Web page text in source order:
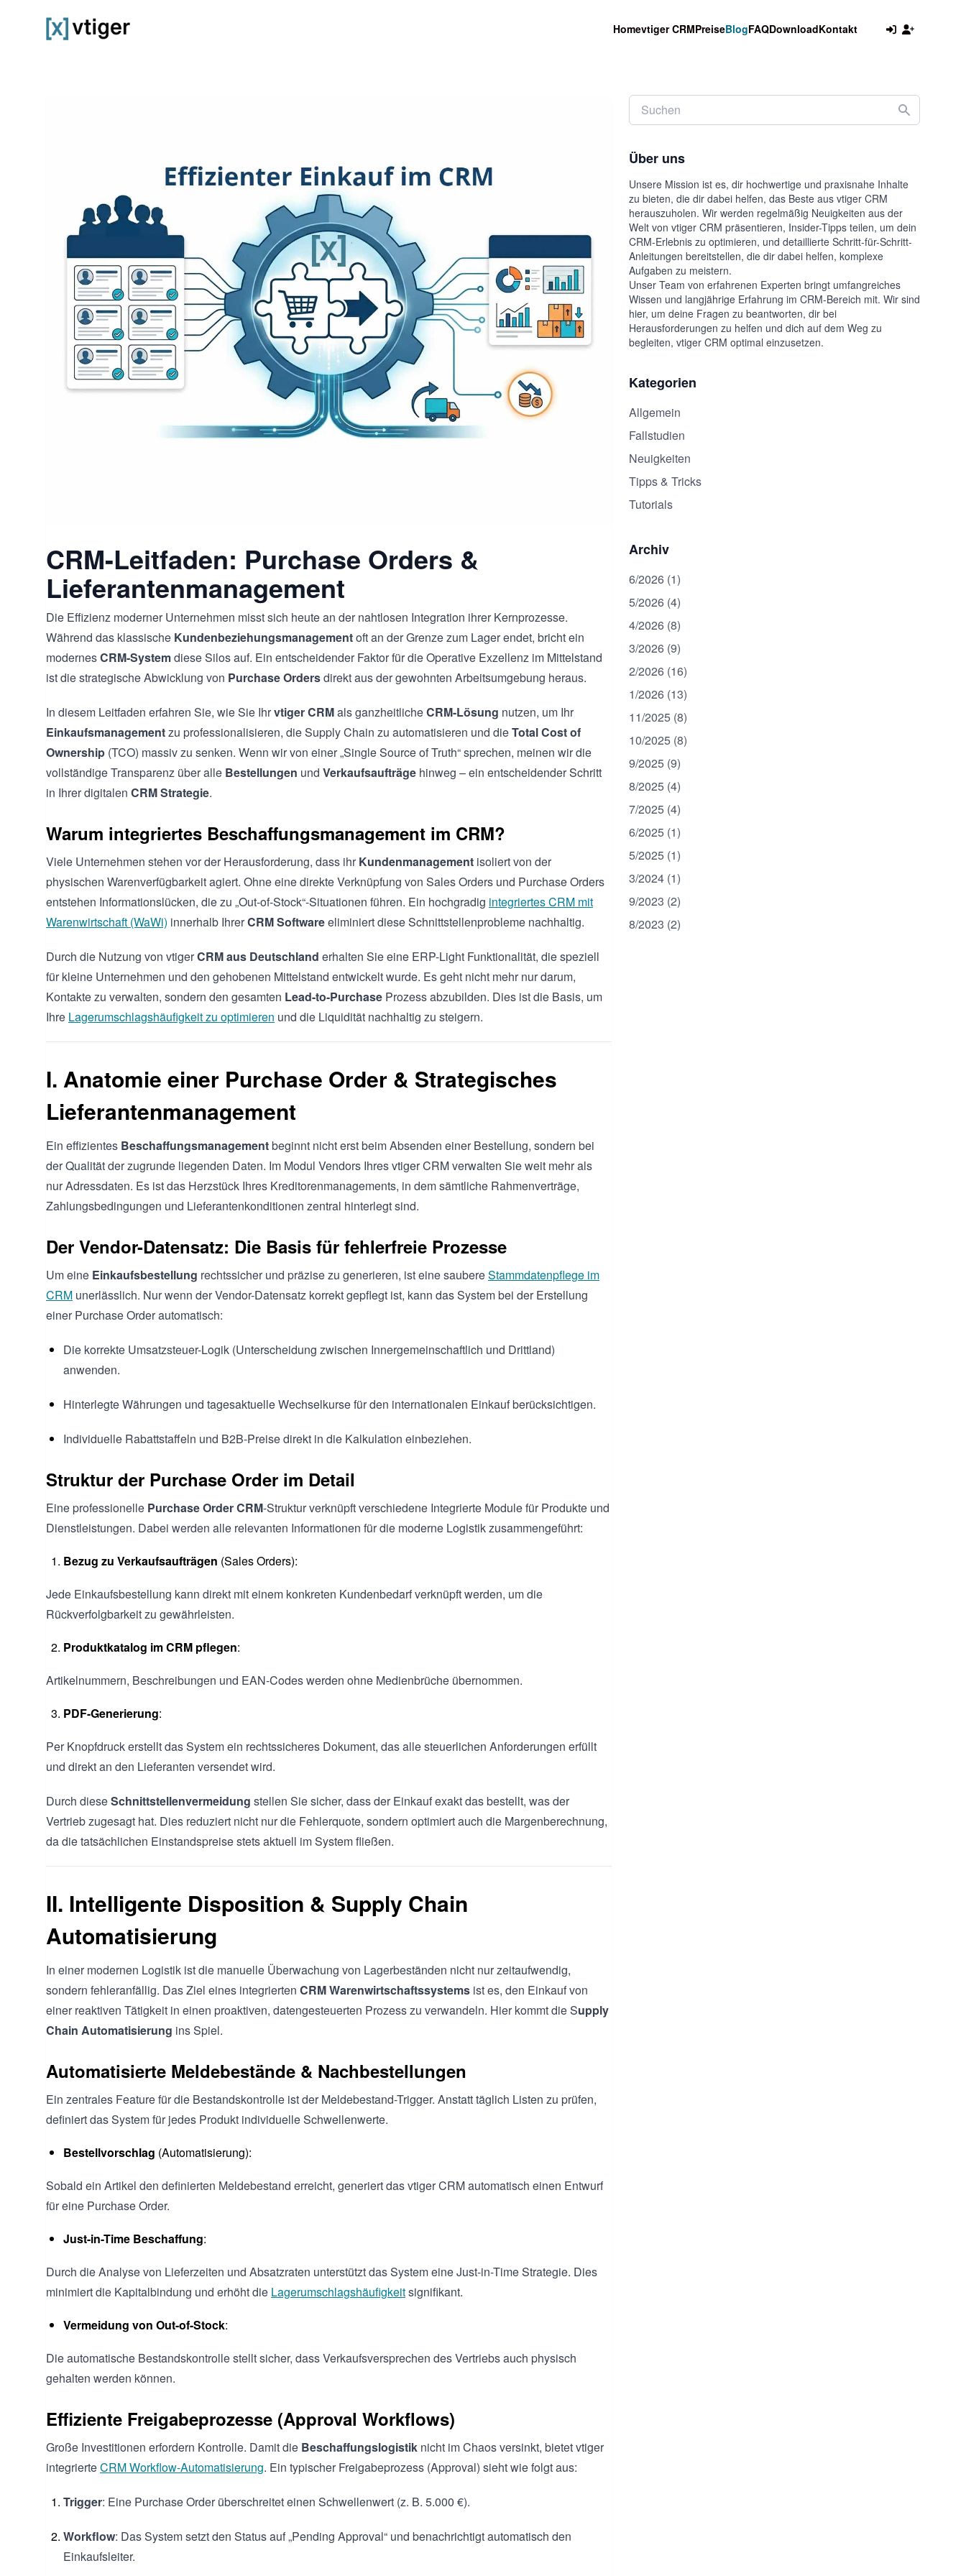
vtiger CRM Homevtiger CRMPreiseBlogFAQDownloadKontakt
CRM-Leitfaden: Purchase Orders &
Lieferantenmanagement
Die Effizienz moderner Unternehmen misst sich heute an der nahtlosen Integration ihrer Kernprozesse.
Während das klassische Kundenbeziehungsmanagementoft an der Grenze zum Lager endet, bricht ein
modernesCRM-Systemdiese Silos auf. Ein entscheidender Faktor für die Operative Exzellenz im Mittelstand
ist die strategische Abwicklung von Purchase Ordersdirekt aus der gewohnten Arbeitsumgebung heraus.
In diesem Leitfaden erfahren Sie, wie Sie Ihrvtiger CRMals ganzheitlicheCRM-Lösung nutzen, um Ihr
Einkaufsmanagementzu professionalisieren, die Supply Chain zu automatisieren und dieTotal Cost of
Ownership (TCO) massiv zu senken. Wenn wir von einer „Single Source of Truth“ sprechen, meinen wir die
vollständige Transparenz über alle Bestellungen und Verkaufsaufträge hinweg – ein entscheidender Schritt
in Ihrer digitalen CRM Strategie.
Warum integriertes Beschaffungsmanagement im CRM?
Viele Unternehmen stehen vor der Herausforderung, dass ihrKundenmanagement isoliert von der
physischen Warenverfügbarkeit agiert. Ohne eine direkte Verknüpfung von Sales Orders und Purchase Orders
entstehen Informationslücken, die zu „Out-of-Stock“-Situationen führen. Ein hochgradig integriertes CRM mit
Warenwirtschaft (WaWi) innerhalb IhrerCRM Softwareeliminiert diese Schnittstellenprobleme nachhaltig.
Durch die Nutzung von vtigerCRM aus Deutschland erhalten Sie eine ERP-Light Funktionalität, die speziell
für kleine Unternehmen und den gehobenen Mittelstand entwickelt wurde. Es geht nicht mehr nur darum,
Kontakte zu verwalten, sondern den gesamten Lead-to-Purchase Prozess abzubilden. Dies ist die Basis, um
Ihre Lagerumschlagshäufigkeit zu optimieren und die Liquidität nachhaltig zu steigern.
I. Anatomie einer Purchase Order & Strategisches
Lieferantenmanagement
Ein effizientes Beschaffungsmanagementbeginnt nicht erst beim Absenden einer Bestellung, sondern bei
der Qualität der zugrunde liegenden Daten. Im Modul Vendors Ihres vtiger CRM verwalten Sie weit mehr als
nur Adressdaten. Es ist das Herzstück Ihres Kreditorenmanagements, in dem sämtliche Rahmenverträge,
Zahlungsbedingungen und Lieferantenkonditionen zentral hinterlegt sind.
Der Vendor-Datensatz: Die Basis für fehlerfreie Prozesse
Um eine Einkaufsbestellung rechtssicher und präzise zu generieren, ist eine saubereStammdatenpflege im
CRM unerlässlich. Nur wenn der Vendor-Datensatz korrekt gepflegt ist, kann das System bei der Erstellung
einer Purchase Order automatisch:
Die korrekte Umsatzsteuer-Logik (Unterscheidung zwischen Innergemeinschaftlich und Drittland)
anwenden.
Hinterlegte Währungen und tagesaktuelle Wechselkurse für den internationalen Einkauf berücksichtigen.
Individuelle Rabattstaffeln und B2B-Preise direkt in die Kalkulation einbeziehen.
Struktur der Purchase Order im Detail
Eine professionelle Purchase Order CRM-Struktur verknüpft verschiedene Integrierte Module für Produkte und
Dienstleistungen. Dabei werden alle relevanten Informationen für die moderne Logistik zusammengeführt:
Bezug zu Verkaufsaufträgen (Sales Orders):
Jede Einkaufsbestellung kann direkt mit einem konkreten Kundenbedarf verknüpft werden, um die
Rückverfolgbarkeit zu gewährleisten.
Produktkatalog im CRM pflegen:
Artikelnummern, Beschreibungen und EAN-Codes werden ohne Medienbrüche übernommen.
PDF-Generierung:
Per Knopfdruck erstellt das System ein rechtssicheres Dokument, das alle steuerlichen Anforderungen erfüllt
und direkt an den Lieferanten versendet wird.
Durch dieseSchnittstellenvermeidung stellen Sie sicher, dass der Einkauf exakt das bestellt, was der
Vertrieb zugesagt hat. Dies reduziert nicht nur die Fehlerquote, sondern optimiert auch die Margenberechnung,
da die tatsächlichen Einstandspreise stets aktuell im System fließen.
II. Intelligente Disposition & Supply Chain
Automatisierung
In einer modernen Logistik ist die manuelle Überwachung von Lagerbeständen nicht nur zeitaufwendig,
sondern fehleranfällig. Das Ziel eines integrierten CRM Warenwirtschaftssystems ist es, den Einkauf von
einer reaktiven Tätigkeit in einen proaktiven, datengesteuerten Prozess zu verwandeln. Hier kommt die Supply
Chain Automatisierung ins Spiel.
Automatisierte Meldebestände & Nachbestellungen
Ein zentrales Feature für die Bestandskontrolle ist der Meldebestand-Trigger. Anstatt täglich Listen zu prüfen,
definiert das System für jedes Produkt individuelle Schwellenwerte.
Bestellvorschlag (Automatisierung):
Sobald ein Artikel den definierten Meldebestand erreicht, generiert das vtiger CRM automatisch einen Entwurf
für eine Purchase Order.
Just-in-Time Beschaffung:
Durch die Analyse von Lieferzeiten und Absatzraten unterstützt das System eine Just-in-Time Strategie. Dies
minimiert die Kapitalbindung und erhöht die Lagerumschlagshäufigkeitsignifikant.
Vermeidung von Out-of-Stock:
Die automatische Bestandskontrolle stellt sicher, dass Verkaufsversprechen des Vertriebs auch physisch
gehalten werden können.
Effiziente Freigabeprozesse (Approval Workflows)
Große Investitionen erfordern Kontrolle. Damit die Beschaffungslogistik nicht im Chaos versinkt, bietet vtiger
integrierteCRM Workflow-Automatisierung. Ein typischer Freigabeprozess (Approval) sieht wie folgt aus:
Trigger: Eine Purchase Order überschreitet einen Schwellenwert (z. B. 5.000 €).
Workflow: Das System setzt den Status auf „Pending Approval“ und benachrichtigt automatisch den
Einkaufsleiter.
Über uns
Unsere Mission ist es, dir hochwertige und praxisnahe Inhalte
zu bieten, die dir dabei helfen, das Beste aus vtiger CRM
herauszuholen. Wir werden regelmäßig Neuigkeiten aus der
Welt von vtiger CRM präsentieren, Insider-Tipps teilen, um dein
CRM-Erlebnis zu optimieren, und detaillierte Schritt-für-Schritt-
Anleitungen bereitstellen, die dir dabei helfen, komplexe
Aufgaben zu meistern.
Unser Team von erfahrenen Experten bringt umfangreiches
Wissen und langjährige Erfahrung im CRM-Bereich mit. Wir sind
hier, um deine Fragen zu beantworten, dir bei
Herausforderungen zu helfen und dich auf dem Weg zu
begleiten, vtiger CRM optimal einzusetzen.
Kategorien
Allgemein
Fallstudien
Neuigkeiten
Tipps & Tricks
Tutorials
Archiv
6/2026 (1)
5/2026 (4)
4/2026 (8)
3/2026 (9)
2/2026 (16)
1/2026 (13)
11/2025 (8)
10/2025 (8)
9/2025 (9)
8/2025 (4)
7/2025 (4)
6/2025 (1)
5/2025 (1)
3/2024 (1)
9/2023 (2)
8/2023 (2)